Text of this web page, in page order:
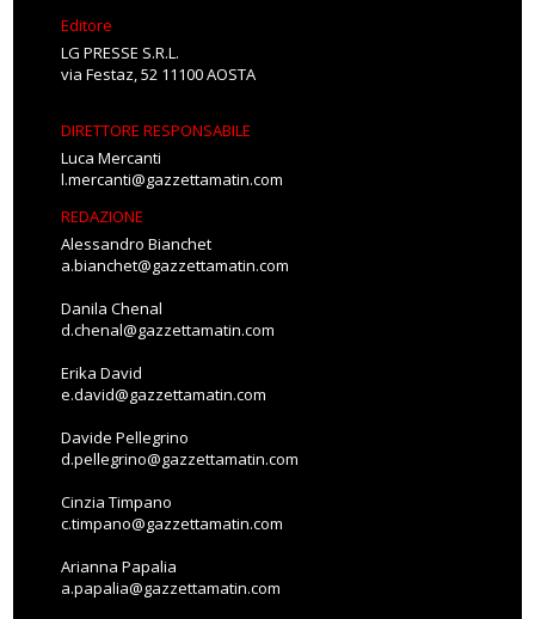
Editore
LG PRESSE S.R.L.
via Festaz, 52 11100 AOSTA
DIRETTORE RESPONSABILE
Luca Mercanti
l.mercanti@gazzettamatin.com
REDAZIONE
Alessandro Bianchet
a.bianchet@gazzettamatin.com
Danila Chenal
d.chenal@gazzettamatin.com
Erika David
e.david@gazzettamatin.com
Davide Pellegrino
d.pellegrino@gazzettamatin.com
Cinzia Timpano
c.timpano@gazzettamatin.com
Arianna Papalia
a.papalia@gazzettamatin.com